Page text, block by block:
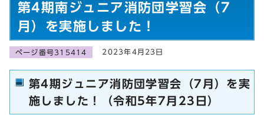
第4期南ジュニア消防団学習会（7
月）を実施しました！
ページ番号315414 2023年4月23日
第4期ジュニア消防団学習会（7月）を実
施しました！（令和5年7月23日）